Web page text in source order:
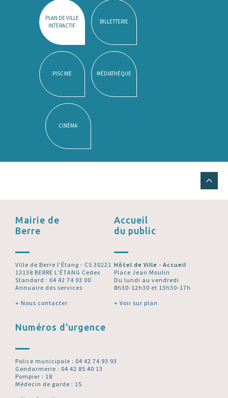
PLAN DE VILLE
INTERACTIF
BILLETTERIE
PISCINE MÉDIATHÈQUE
CINÉMA
Mairie de
Berre
Ville de Berre l’Étang - CS 30221
13138 BERRE L'ÉTANG Cedex
Standard : 04 42 74 93 00
Annuaire des services
+ Nous contacter
Accueil
du public
Hôtel de Ville - Accueil
Place Jean Moulin
Du lundi au vendredi
8h30-12h30 et 13h30-17h
+ Voir sur plan
Numéros d'urgence
Police municipale : 04 42 74 93 93
Gendarmerie : 04 42 85 40 13
Pompier : 18
Médecin de garde : 15